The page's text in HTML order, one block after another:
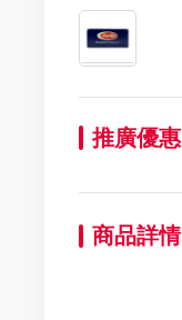
推廣優惠
商品詳情